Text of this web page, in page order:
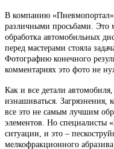
В компанию «Пневмопортал»
различными просьбами. Это
обработка автомобильных
перед мастерами стояла
Фотографию конечного
комментариях это фото не
Как и все детали
изнашиваться. Загрязнения,
все это не самым лучшим
элементов. Но специалисты
ситуации, и это –
мелкофракционного